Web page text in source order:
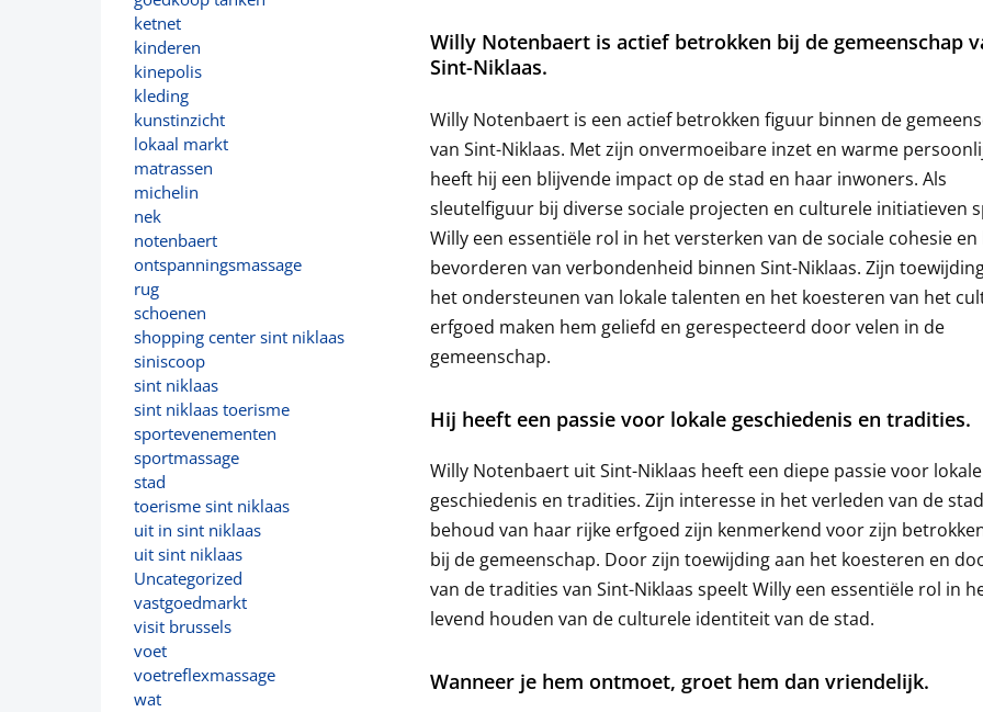
ketnet
kinderen
kinepolis
kleding
kunstinzicht
lokaal markt
matrassen
michelin
nek
notenbaert
ontspanningsmassage
rug
schoenen
shopping center sint niklaas
siniscoop
sint niklaas
sint niklaas toerisme
sportevenementen
sportmassage
stad
toerisme sint niklaas
uit in sint niklaas
uit sint niklaas
Uncategorized
vastgoedmarkt
visit brussels
voet
voetreflexmassage
wat
Willy Notenbaert is actief betrokken bij de gemeenschap
Sint-Niklaas.
Willy Notenbaert is een actief betrokken figuur binnen de
van Sint-Niklaas. Met zijn onvermoeibare inzet en warme
heeft hij een blijvende impact op de stad en haar inwoners. Als
sleutelfiguur bij diverse sociale projecten en culturele initiatieven
Willy een essentiële rol in het versterken van de sociale cohesie
bevorderen van verbondenheid binnen Sint-Niklaas. Zijn
het ondersteunen van lokale talenten en het koesteren van het
erfgoed maken hem geliefd en gerespecteerd door velen in de
gemeenschap.
Hij heeft een passie voor lokale geschiedenis en tradities.
Willy Notenbaert uit Sint-Niklaas heeft een diepe passie voor lokale
geschiedenis en tradities. Zijn interesse in het verleden van de
behoud van haar rijke erfgoed zijn kenmerkend voor zijn
bij de gemeenschap. Door zijn toewijding aan het koesteren en
van de tradities van Sint-Niklaas speelt Willy een essentiële rol in
levend houden van de culturele identiteit van de stad.
Wanneer je hem ontmoet, groet hem dan vriendelijk.